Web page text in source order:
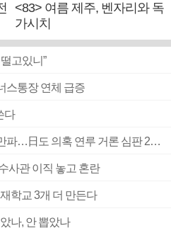
<83> 여름 제주, 벤자리와 독
가시치
고있니”
스통장 연체 급증
다
■ 축구협회 ‘성 접대’ 의혹 일파만파…日도 의혹 연루 거론 심판 2명 조사
사관 이직 놓고 혼란
학교 3개 더 만든다
나, 안 뽑았나